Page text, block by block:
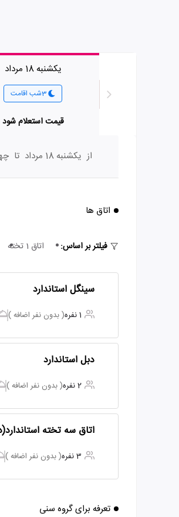
یکشنبه 18 مرداد
3شب اقامت
قیمت استعلام شود
از یکشنبه 18 مرداد تا
اتاق ها
فیلتر بر اساس: اتاق 1 تخته
سینگل استاندارد
1 نفره ( بدون نفر اضافه )
دبل استاندارد
2 نفره ( بدون نفر اضافه )
اتاق سه تخته
3 نفره ( بدون نفر اضافه )
تعرفه برای گروه سنی